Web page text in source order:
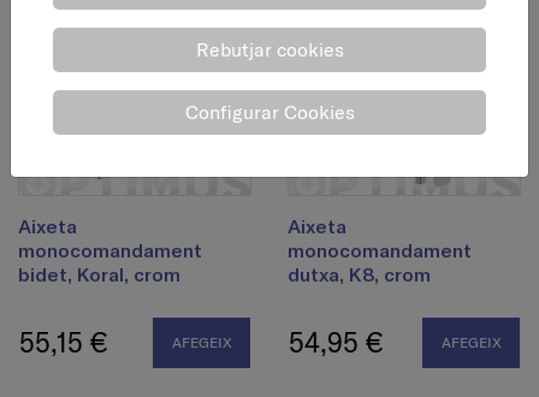
Aixeta
monocomandament
bidet, Koral, crom
55,15 € AFEGEIX
Aixeta
monocomandament
dutxa, K8, crom
54,95 € AFEGEIX
Rebutjar cookies
Configurar Cookies